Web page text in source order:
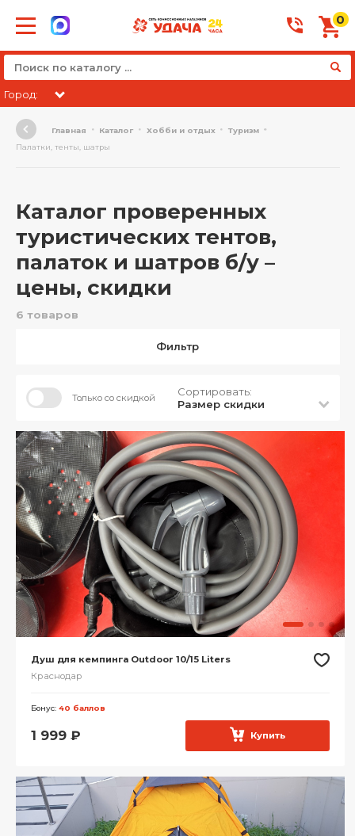
0
Город:
Главная Каталог Хобби и отдых
Туризм
Палатки, тенты, шатры
Каталог проверенных
туристических тентов,
палаток и шатров б/у –
цены, скидки
6 товаров
Фильтр
Только со скидкой
Сортировать:
Размер скидки
Душ для кемпинга Outdoor 10/15 Liters
Краснодар
Бонус: 40 баллов
1 999 ₽ Купить